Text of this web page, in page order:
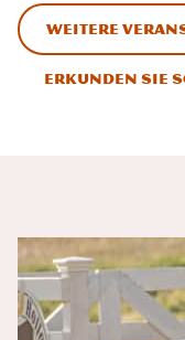
Weitere
Erkunden Sie